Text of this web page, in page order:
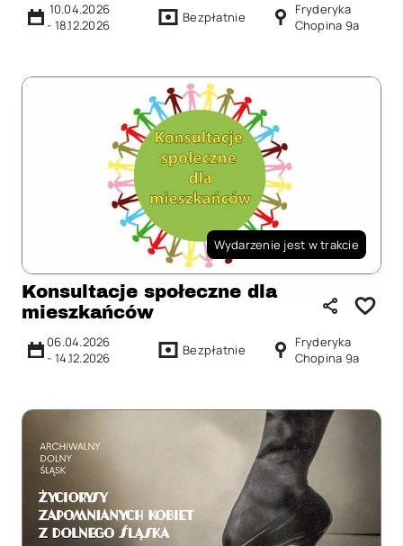
10.04.2026
- 18.12.2026 Bezpłatnie
Fryderyka
Chopina 9a
Wydarzenie jest w trakcie
Konsultacje społeczne dla
mieszkańców
06.04.2026
- 14.12.2026 Bezpłatnie
Fryderyka
Chopina 9a